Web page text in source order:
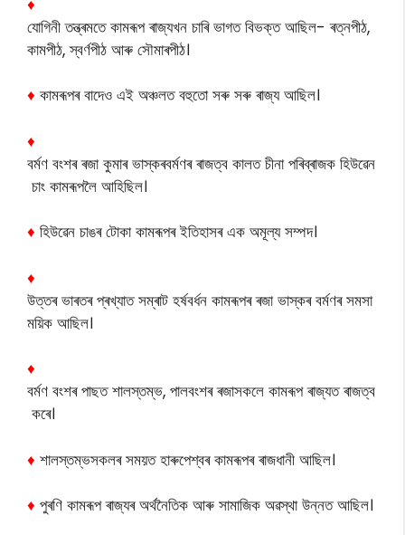
যোগিনী তন্ত্ৰমতে কামৰূপ ৰাজ্যখন চাৰি ভাগত বিভক্ত আছিল- ৰত্নপীঠ,
কামপীঠ, স্বৰ্ণপীঠ আৰু সৌমাৰপীঠ।
♦ কামৰূপৰ বাদেও এই অঞ্চলত বহুতো সৰু সৰু ৰাজ্য আছিল।
♦
বৰ্মণ বংশৰ ৰজা কুমাৰ ভাস্কৰবৰ্মণৰ ৰাজত্ব কালত চীনা পৰিব্ৰাজক হিউৱেন
চাং কামৰূপলৈ আহিছিল।
♦ হিউৱেন চাঙৰ টোকা কামৰূপৰ ইতিহাসৰ এক অমূল্য সম্পদ।
♦
উত্তৰ ভাৰতৰ প্ৰখ্যাত সম্ৰাট হৰ্ষবৰ্ধন কামৰূপৰ ৰজা ভাস্কৰ বৰ্মণৰ সমসা
ময়িক আছিল।
♦
বৰ্মণ বংশৰ পাছত শালস্তম্ভ, পালবংশৰ ৰজাসকলে কামৰূপ ৰাজ্যত ৰাজত্ব
কৰে।
♦ শালস্তম্ভসকলৰ সময়ত হাৰুপেশ্বৰ কামৰূপৰ ৰাজধানী আছিল।
♦ পুৰণি কামৰূপ ৰাজ্যৰ অৰ্থনৈতিক আৰু সামাজিক অৱস্থা উন্নত আছিল।